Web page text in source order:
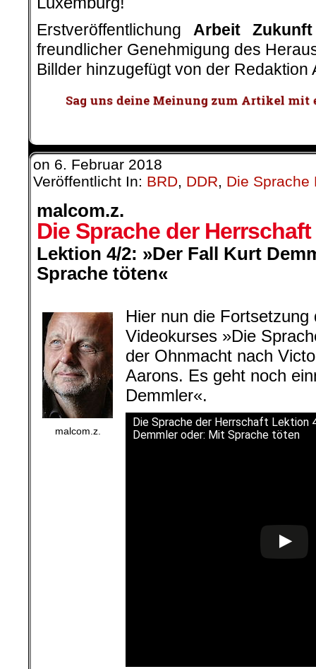
ErstveröffentlichungArbeit
freundlicher Genehmigung des
Billder hinzugefügt von der Redaktion
on 6. Februar 2018
Veröffentlicht In: BRD, DDR, Die Sprache
malcom.z.
Die Sprache der Herrschaft
Lektion 4/2: »Der Fall Kurt
Sprache töten«
malcom.z.
Hier nun die
Videokurses »Die
der Ohnmacht nach
Aarons. Es geht noch
Demmler«.
Die Sprache der Herrschaft Lektion
Demmler oder: Mit Sprache töten